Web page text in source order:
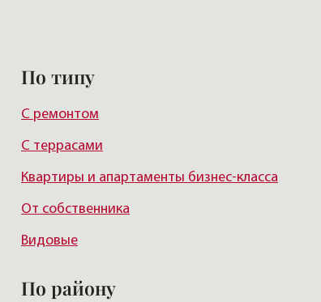
По типу
С ремонтом
С террасами
Квартиры и апартаменты бизнес-класса
От собственника
Видовые
По району